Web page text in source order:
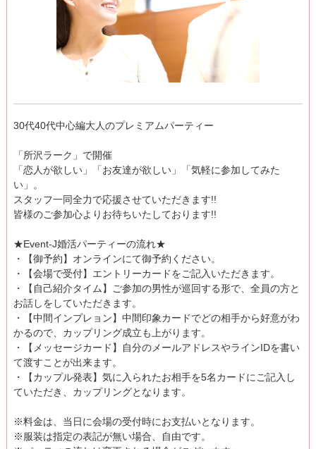
30代40代中心編大人のプレミアムパーティー
「所沢ラーク」で開催
「恋人が欲しい」「お友達が欲しい」「気軽に参加してみた
い」。
スタッフ一同全力で応援させていただきます!!
皆様のご参加心よりお待ちいたしております!!
★Event-J婚活パーティーの流れ★
・【御予約】オンラインにて御予約ください。
・【会場で受付】エントリーカードをご記入いただきます。
・【自己紹介タイム】ご参加の男性が巡回する形で、全員の方と
お話しをしていただきます。
・【中間インプレョン】中間印象カードでどの相手から好意がわ
かるので、カップリング成立も上がります。
・【メッセージカード】自分のメールアドレスやラインIDを書い
て渡すことが出来ます。
・【カップル発表】気に入られたお相手を5名カードにご記入し
ていただき、カップリングとなります。
※料金は、当日に会場の受付時にお支払いとなります。
※服装は指定の表記が無い場合、自由です。